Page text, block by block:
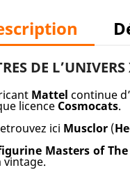
DE
Mattel continue
licence Cosmocats.
ici Musclor (
Masters of
vintage.